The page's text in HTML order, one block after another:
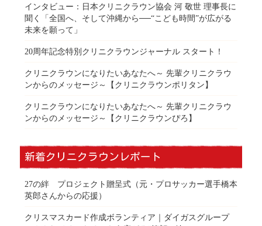
インタビュー：日本クリニクラウン協会 河 敬世 理事長に
聞く「全国へ、そして沖縄から──“こども時間”が広がる
未来を願って」
20周年記念特別クリニクラウンジャーナル スタート！
クリニクラウンになりたいあなたへ～ 先輩クリニクラウ
ンからのメッセージ～【クリニクラウンポリタン】
クリニクラウンになりたいあなたへ～ 先輩クリニクラウ
ンからのメッセージ～【クリニクラウンぴろ】
新着クリニクラウンレポート
27の絆 プロジェクト贈呈式（元・プロサッカー選手橋本
英郎さんからの応援）
クリスマスカード作成ボランティア｜ダイガスグループ